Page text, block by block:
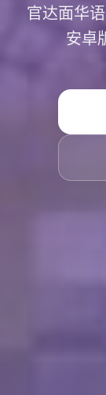
官达面华
安卓